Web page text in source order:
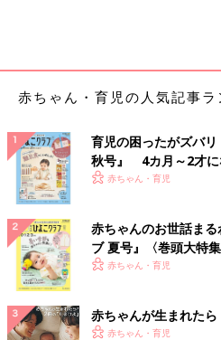
ルファで、助け合って協力し合って
洗濯は、洗いから乾燥まで洗濯乾
ので、毎回洗剤を量って入れる手
履きも洗濯機で洗います。
洗濯動線ができるだけ短くなるよ
所・脱衣所）に衣類とバスタオル
にパジャマや下着を収納しておく
場ですぐにラクにしまえるだけで
パッと取れます。洗濯物を干して
たたむ手間が省けます。
赤ちゃん・育児の人気記事ラ
育児の困ったがズバ
秋号』 4カ月～2才に
いっぱい！
赤ちゃん・育児
赤ちゃんのお世話ま
ブ 夏号』〈巻頭大特
く！ おっぱい・ミル
赤ちゃん・育児
赤ちゃんが生まれたら
赤ちゃん・育児